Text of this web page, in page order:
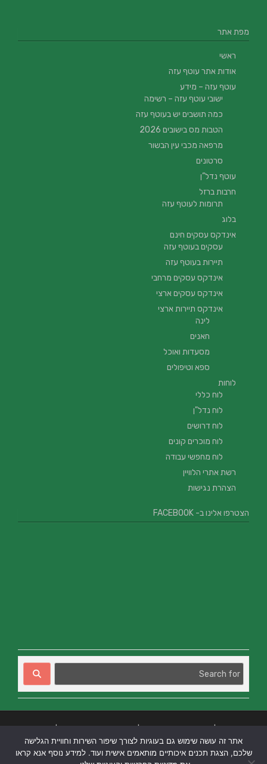
מפת אתר
ראשי
אודות אתר עוטף עזה
עוטף עזה – מידע
ישובי עוטף עזה – רשימה
כמה תושבים יש בעוטף עזה
הטבות מס בישובים 2026
מרפאה מכבי עין הבשור
סרטונים
עוטף נדל”ן
חרבות ברזל
תרומות לעוטף עזה
בלוג
אינדקס עסקים חינם
עסקים בעוטף עזה
תיירות בעוטף עזה
אינדקס עסקים מרחבי
אינדקס עסקים ארצי
אינדקס תיירות ארצי
לינה
חאנים
מסעדות ואוכל
ספא וטיפולים
לוחות
לוח כללי
לוח נדל"ן
לוח דרושים
לוח מוכרים קונים
לוח מחפשי עבודה
רשת אתרי הלוויין
הצהרת נגישות
הצטרפו אלינו ב- FACEBOOK
בבאר שבע |
אתר זה עושה שימוש גם בעוגיות לצורך שיפור השירות וחוויית הגלישה
שלכם, הצגת תכנים איכותיים מותאמים אישית ועוד. למידע נוסף אנא קראו